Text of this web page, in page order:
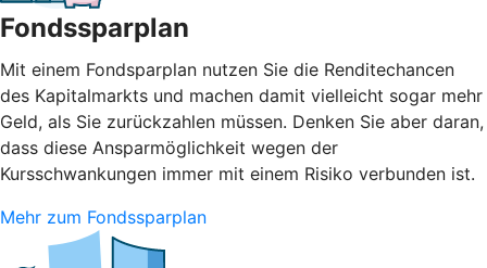
Fondssparplan
Mit einem Fondsparplan nutzen Sie die Renditechancen
des Kapitalmarkts und machen damit vielleicht sogar mehr
Geld, als Sie zurückzahlen müssen. Denken Sie aber daran,
dass diese Ansparmöglichkeit wegen der
Kursschwankungen immer mit einem Risiko verbunden ist.
Mehr zum Fondssparplan